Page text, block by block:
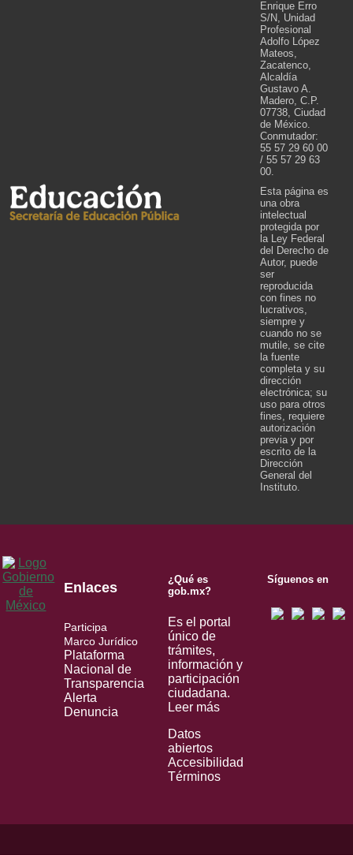
Enrique Erro
S/N, Unidad
Profesional
Adolfo López
Mateos,
Zacatenco,
Alcaldía
Gustavo A.
Madero, C.P.
07738, Ciudad
de México.
Conmutador:
55 57 29 60 00
/ 55 57 29 63
00.
Esta página es
una obra
intelectual
protegida por
la Ley Federal
del Derecho de
Autor, puede
ser
reproducida
con fines no
lucrativos,
siempre y
cuando no se
mutile, se cite
la fuente
completa y su
dirección
electrónica; su
uso para otros
fines, requiere
autorización
previa y por
escrito de la
Dirección
General del
Instituto.
Enlaces
Participa
Marco Jurídico
Plataforma
Nacional de
Transparencia
Alerta
Denuncia
¿Qué es
gob.mx?
Es el portal
único de
trámites,
información y
participación
ciudadana.
Leer más
Datos
abiertos
Accesibilidad
Términos
Síguenos en